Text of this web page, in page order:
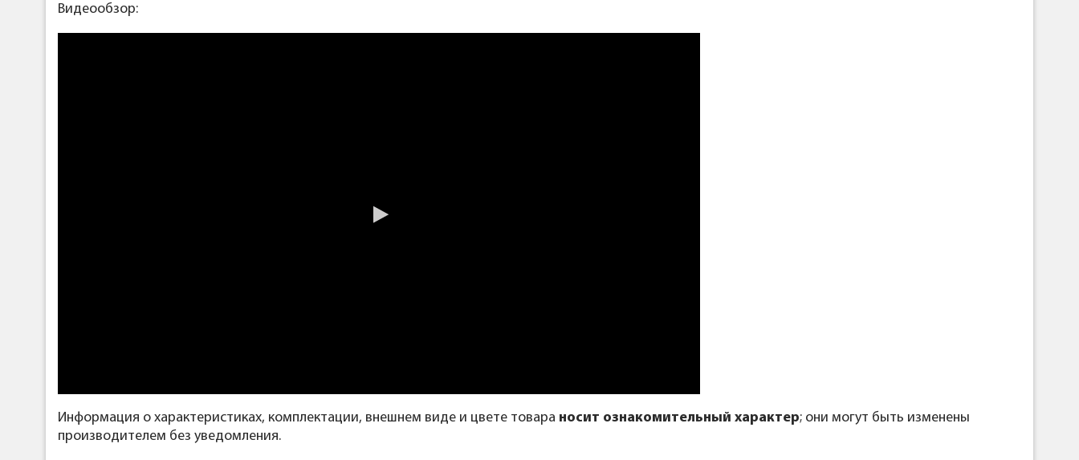
Видеообзор:
Информация о характеристиках, комплектации, внешнем виде и цвете товара носит ознакомительный характер; они могут быть изменены
производителем без уведомления.